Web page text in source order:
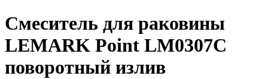
Смеситель для раковины
LEMARK Point LM0307C
поворотный излив